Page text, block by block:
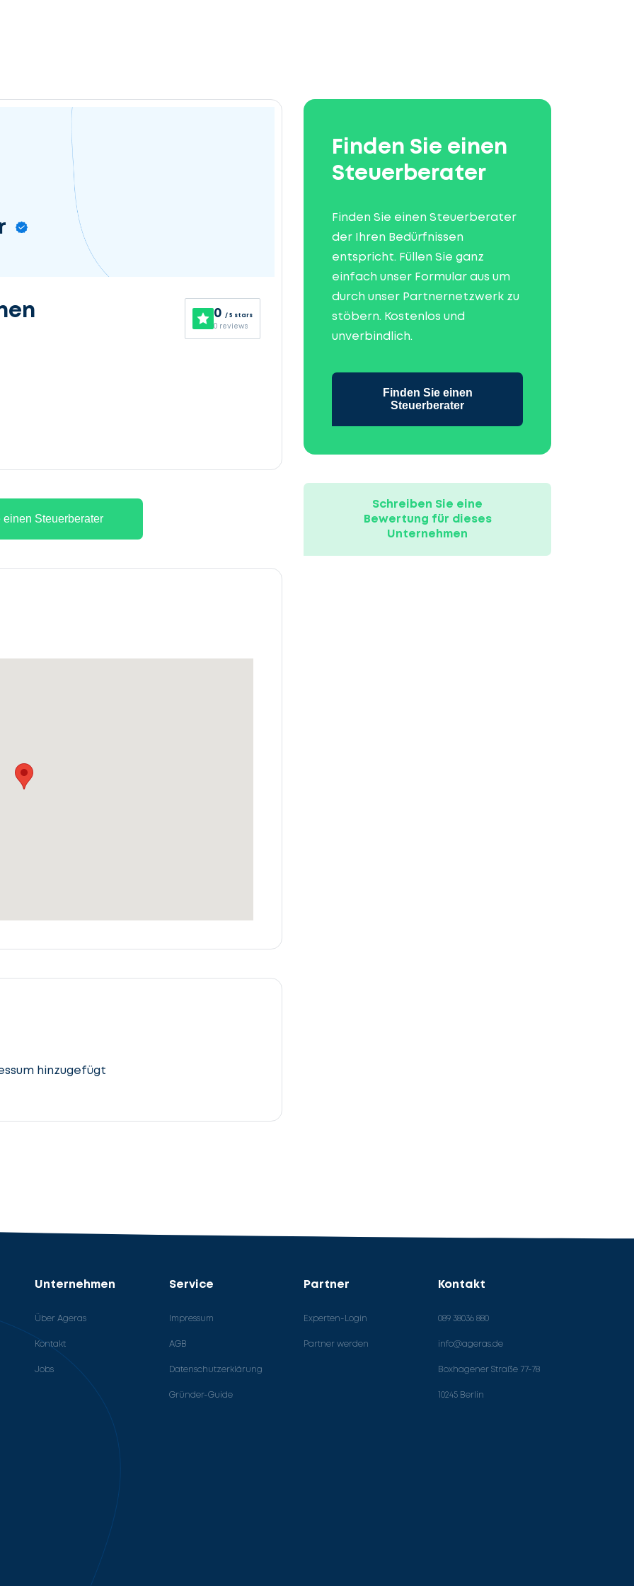
0 / 5 stars
0 reviews
einen Steuerberater
hinzugefügt
Finden Sie einen
Steuerberater
Finden Sie einen Steuerberater
der Ihren Bedürfnissen
entspricht. Füllen Sie ganz
einfach unser Formular aus um
durch unser Partnernetzwerk zu
stöbern. Kostenlos und
unverbindlich.
Finden Sie einen
Steuerberater
Schreiben Sie eine
Bewertung für dieses
Unternehmen
Unternehmen
Über Ageras
Kontakt
Jobs
Service
Impressum
AGB
Datenschutzerklärung
Gründer-Guide
Partner
Experten-Login
Partner werden
Kontakt
089 38036 880
info@ageras.de
Boxhagener Straße 77-78
10245 Berlin